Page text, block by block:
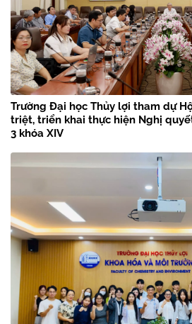
Trường Đại học Thủy lợi tham dự
triệt, triển khai thực hiện Nghị
3 khóa XIV